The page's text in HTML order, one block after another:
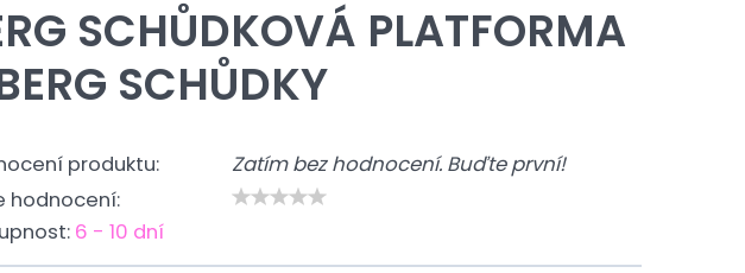
SCHŮDKOVÁ PLATFORMA
SCHŮDKY
produktu:
Zatím bez hodnocení. Buďte první!
hodnocení:
6 - 10 dní